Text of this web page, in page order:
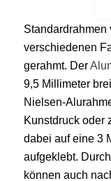
verschiedenen
gerahmt. Der
9,5 Millimeter
Nielsen-
Kunstdruck oder
dabei auf eine 3
aufgeklebt.
können auch